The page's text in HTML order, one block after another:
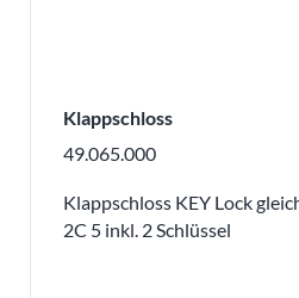
Klappschloss
49.065.000
Klappschloss KEY Lock
2C 5 inkl. 2 Schlüssel